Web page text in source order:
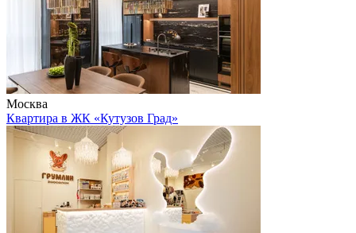
Москва
Квартира в ЖК «Кутузов Град»